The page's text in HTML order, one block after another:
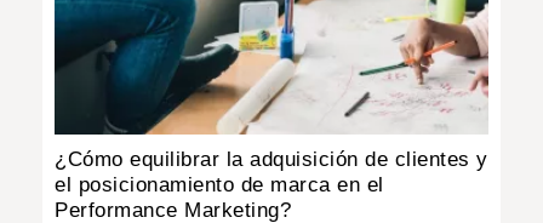
¿Cómo equilibrar la adquisición de clientes y
el posicionamiento de marca en el
Performance Marketing?